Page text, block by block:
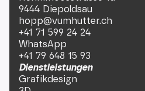
9444 Diepoldsau
hopp@vumhutter.ch
+41 71 599 24 24
WhatsApp
+41 79 648 15 93
Dienstleistungen
Grafikdesign